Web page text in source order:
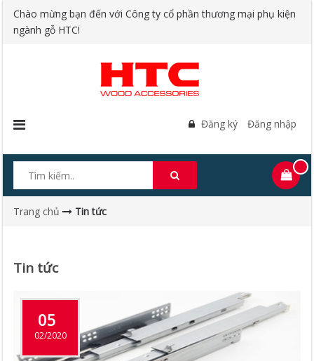
Chào mừng bạn đến với Công ty cổ phần thương mại phụ kiện
ngành gỗ HTC!
Đăng ký Đăng nhập
Trang chủ Tin tức
Tin tức
05
02/2020